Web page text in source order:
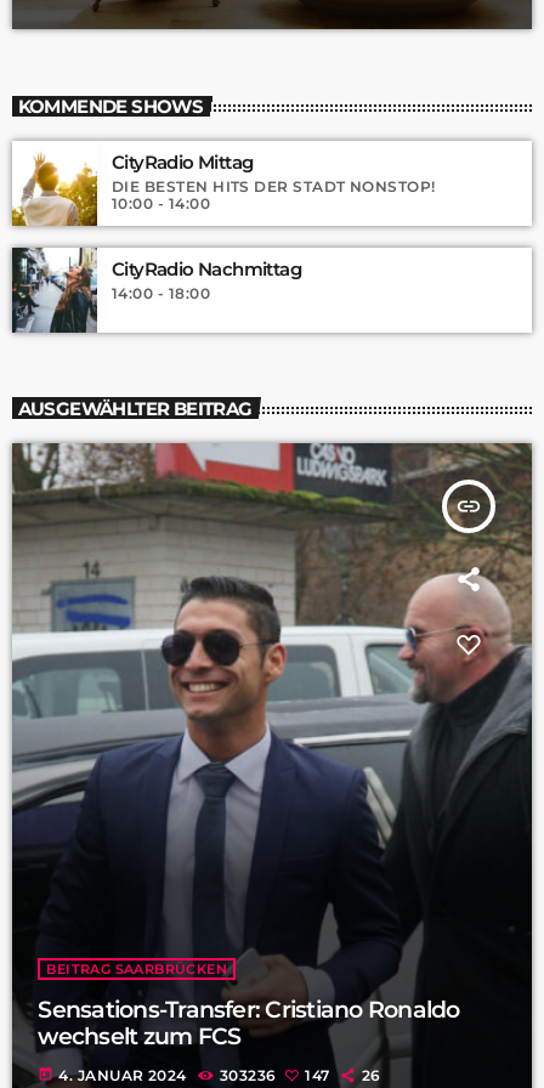
KOMMENDE SHOWS
CityRadio Mittag
DIE BESTEN HITS DER STADT NONSTOP!
10:00 - 14:00
CityRadio Nachmittag
14:00 - 18:00
AUSGEWÄHLTER BEITRAG
insert_link
BEITRAG SAARBRÜCKEN
Sensations-Transfer: Cristiano Ronaldo
wechselt zum FCS
today 4. JANUAR 2024 303236 147 26